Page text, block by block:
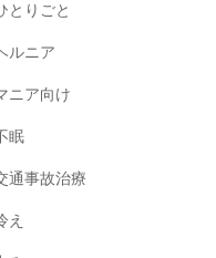
とりごと
ルニア
ニア向け
眠
通事故治療
え